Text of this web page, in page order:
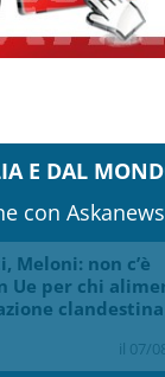
E DAL
con Askanews
Meloni: non c’è
Ue per chi
clandestina
il 07/